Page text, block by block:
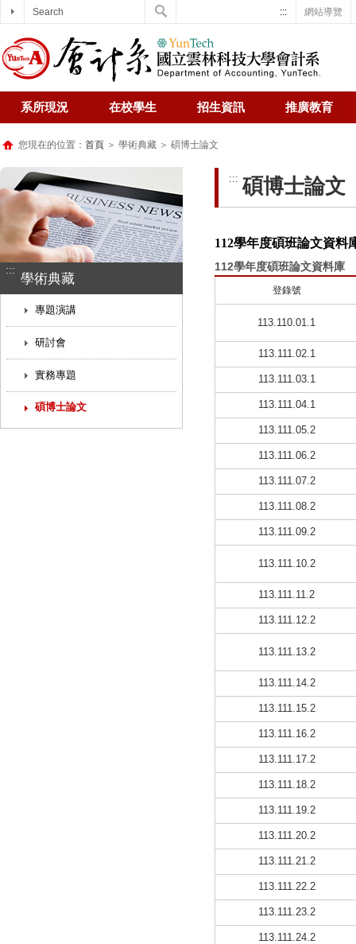
網站導覽
:::
系所現況 在校學生 招生資訊 推廣教育
您現在的位置： 首頁 ＞ 學術典藏 ＞ 碩博士論文
:::
學術典藏
專題演講
研討會
實務專題
碩博士論文
::: 碩博士論文
112學年度碩班論文資料
112學年度碩班論文資料庫
登錄號
113.110.01.1
113.111.02.1
113.111.03.1
113.111.04.1
113.111.05.2
113.111.06.2
113.111.07.2
113.111.08.2
113.111.09.2
113.111.10.2
113.111.11.2
113.111.12.2
113.111.13.2
113.111.14.2
113.111.15.2
113.111.16.2
113.111.17.2
113.111.18.2
113.111.19.2
113.111.20.2
113.111.21.2
113.111.22.2
113.111.23.2
113.111.24.2
Search